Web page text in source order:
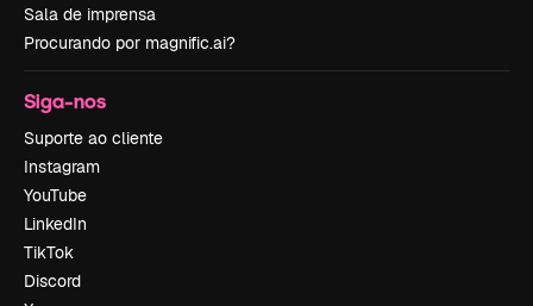
Sala de imprensa
Procurando por magnific.ai?
Siga-nos
Suporte ao cliente
Instagram
YouTube
LinkedIn
TikTok
Discord